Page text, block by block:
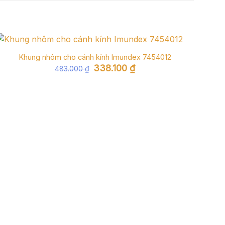
Khung nhôm cho cánh kính Imundex 7454012
483.000₫ Giá
gốc
338.100 ₫Giá
hiện